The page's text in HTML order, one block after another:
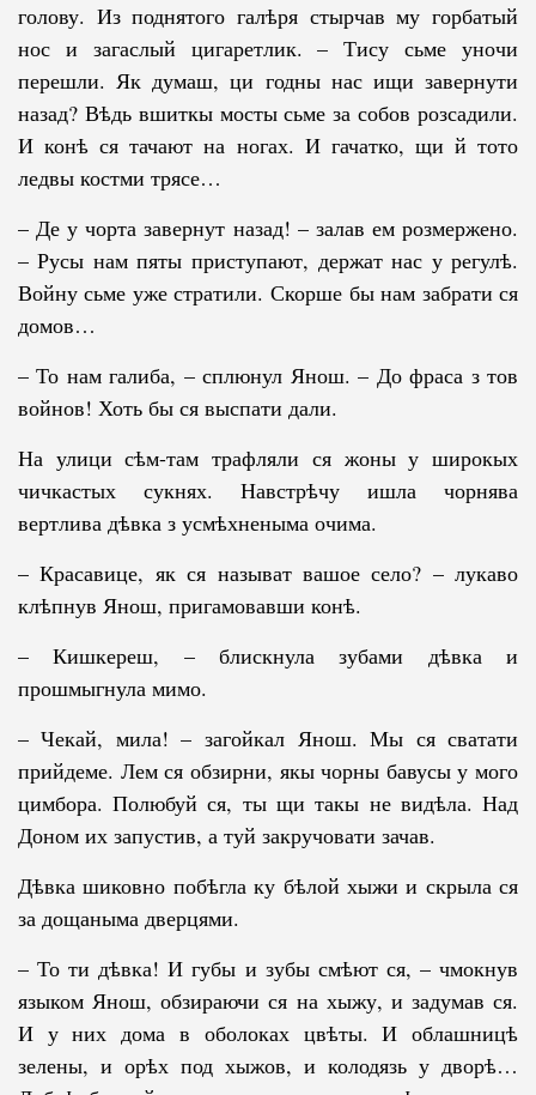
голову. Из под­ня­того галѣря стырчав му горбатый
нос и загаслый цигаретлик. – Тису сьме уночи
перешли. Як думаш, ци годны нас ищи завернути
назад? Вѣдь вшиткы мосты сьме за собов розсадили.
И конѣ ся тачают на ногах. И гачатко, щи й тото
ледвы костми трясе…
– Де у чорта завернут назад! – залав ем розмержено.
– Русы нам пяты приступают, держат нас у регулѣ.
Войну сьме уже стратили. Скорше бы нам забрати ся
домов…
– То нам галиба, – сплюнул Янош. – До фраса з тов
войнов! Хоть бы ся выспати дали.
На улици сѣм-там трафляли ся жоны у широкых
чичкастых сукнях. Навстрѣчу ишла чорнява
вертлива дѣвка з усмѣхненыма очима.
– Красавице, як ся называт вашое село? – лукаво
клѣпнув Янош, при­­гамовавши конѣ.
– Кишкереш, – блискнула зубами дѣвка и
прошмыгнула мимо.
– Чекай, мила! – загойкал Янош. Мы ся сватати
прийдеме. Лем ся об­зирни, якы чорны бавусы у мого
цимбора. Полюбуй ся, ты щи такы не видѣла. Над
Доном их запустив, а туй закручовати зачав.
Дѣвка шиковно побѣгла ку бѣлой хыжи и скрыла ся
за дощаныма дверцями.
– То ти дѣвка! И губы и зубы смѣют ся, – чмокнув
языком Янош, обзираючи ся на хыжу, и задумав ся.
И у них дома в оболоках цвѣты. И облашницѣ
зелены, и орѣх под хыжов, и колодязь у дворѣ…